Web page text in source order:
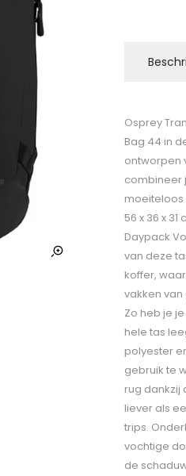
Osprey
Bag 44 in
ontworpen
combineer
moeiteloos
56 x 36 x
Daypack
van deze
koffer,
vakken
Zo heb je
hele tas
polyester
gebruik te
rug dankzij
liever als
trips.
vochtige
de